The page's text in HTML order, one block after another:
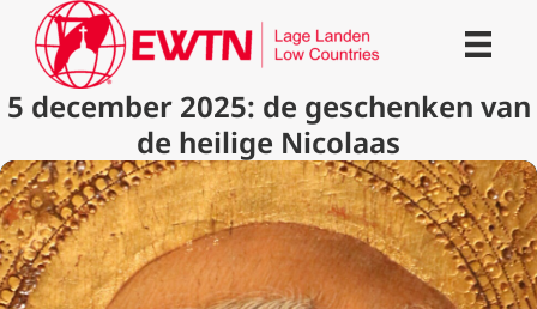
5 december 2025: de geschenken van
de heilige Nicolaas